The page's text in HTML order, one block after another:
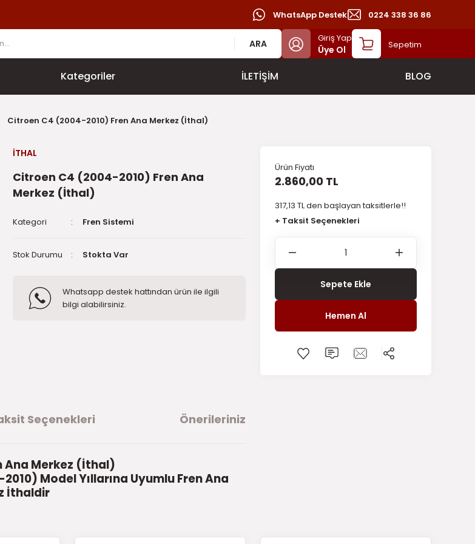
WhatsApp Destek 0224 338 36 86
ARA Giriş Yap
Üye Ol Sepetim
Kategoriler İLETİŞİM BLOG
Citroen C4 (2004-2010) Fren Ana Merkez (İthal)
İTHAL
Citroen C4 (2004-2010) Fren Ana
Merkez (İthal)
Kategori Fren Sistemi
Stok Durumu Stokta Var
Whatsapp destek hattından ürün ile ilgili
bilgi alabilirsiniz.
Ürün Fiyatı
2.860,00 TL
317,13 TL den başlayan taksitlerle!!
+ Taksit Seçenekleri
Sepete Ekle
Hemen Al
Seçenekleri Önerileriniz
Ana Merkez (İthal)
Model Yıllarına Uyumlu Fren Ana
İthaldir
yapın!